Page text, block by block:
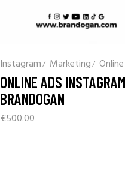
Instagram Marketing
ONLINE ADS
BRANDOGAN
€500.00